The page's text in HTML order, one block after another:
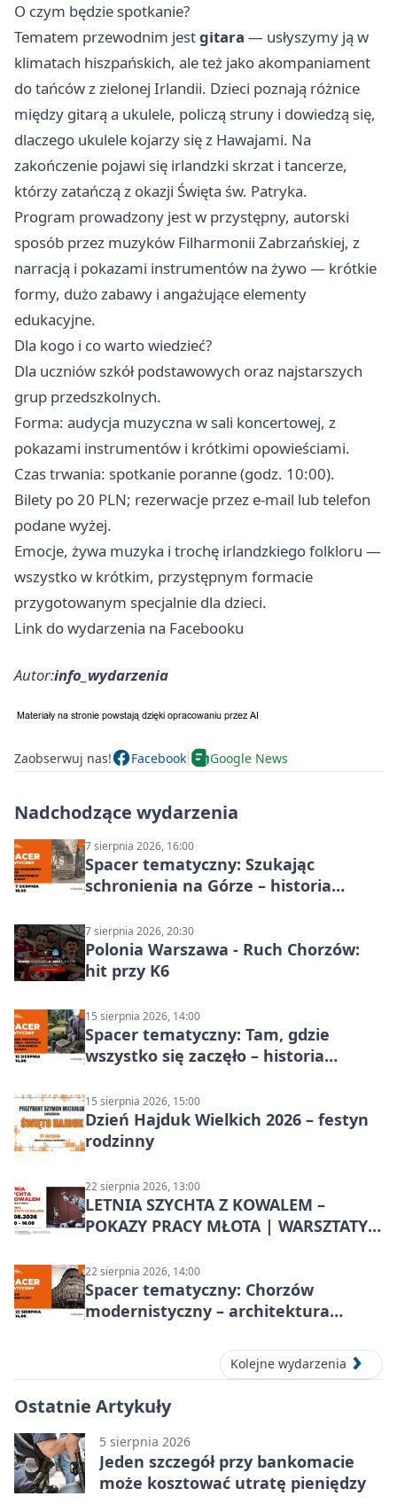
O czym będzie spotkanie?
Tematem przewodnim jestgitara — usłyszymy ją w
klimatach hiszpańskich, ale też jako akompaniament
do tańców z zielonej Irlandii. Dzieci poznają różnice
między gitarą a ukulele, policzą struny i dowiedzą się,
dlaczego ukulele kojarzy się z Hawajami. Na
zakończenie pojawi się irlandzki skrzat i tancerze,
którzy zatańczą z okazji Święta św. Patryka.
Program prowadzony jest w przystępny, autorski
sposób przez muzyków Filharmonii Zabrzańskiej, z
narracją i pokazami instrumentów na żywo — krótkie
formy, dużo zabawy i angażujące elementy
edukacyjne.
Dla kogo i co warto wiedzieć?
Dla uczniów szkół podstawowych oraz najstarszych
grup przedszkolnych.
Forma: audycja muzyczna w sali koncertowej, z
pokazami instrumentów i krótkimi opowieściami.
Czas trwania: spotkanie poranne (godz. 10:00).
Bilety po 20 PLN; rezerwacje przez e-mail lub telefon
podane wyżej.
Emocje, żywa muzyka i trochę irlandzkiego folkloru —
wszystko w krótkim, przystępnym formacie
przygotowanym specjalnie dla dzieci.
Link do wydarzenia na Facebooku
Autor:info_wydarzenia
Zaobserwuj nas! Facebook Google News
Nadchodzące wydarzenia
7 sierpnia 2026, 16:00
Spacer tematyczny: Szukając
schronienia na Górze – historia
7 sierpnia 2026, 20:30
Polonia Warszawa - Ruch Chorzów:
hit przy K6
15 sierpnia 2026, 14:00
Spacer tematyczny: Tam, gdzie
wszystko się zaczęło – historia
15 sierpnia 2026, 15:00
Dzień Hajduk Wielkich 2026 – festyn
rodzinny
22 sierpnia 2026, 13:00
LETNIA SZYCHTA Z KOWALEM –
POKAZY PRACY MŁOTA | WARSZTATY
22 sierpnia 2026, 14:00
Spacer tematyczny: Chorzów
modernistyczny – architektura
Kolejne wydarzenia
Ostatnie Artykuły
5 sierpnia 2026
Jeden szczegół przy bankomacie
może kosztować utratę pieniędzy